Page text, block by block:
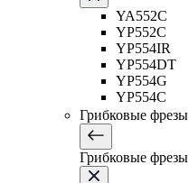
YA552C
YP552C
YP554IR
YP554DT
YP554G
YP554C
Грибковые фрезы
Грибковые фрезы